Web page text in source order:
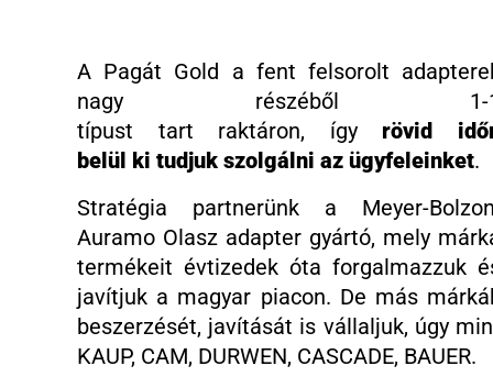
A Pagát Gold a fent felsorolt
nagy részéből 1-
típust tart raktáron, így rövid
belül ki tudjuk szolgálni az ügyfeleinket.
Stratégia partnerünk a Meyer-
Auramo Olasz adapter gyártó, mely
termékeit évtizedek óta forgalmazzuk
javítjuk a magyar piacon. De más
beszerzését, javítását is vállaljuk, úgy
KAUP, CAM, DURWEN, CASCADE, BAUER.